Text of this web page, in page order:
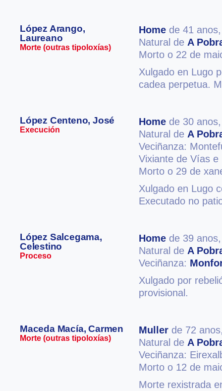
López Arango,
Laureano
Morte (outras tipoloxías)
Home de 41
Natural de A
Morto o 22 de
Xulgado en Lugo
cadea perpetua.
López Centeno, José
Execución
Home de 30
Natural de A
Veciñanza:
Vixiante de Vías
Morto o 29 de
Xulgado en Lugo
Executado no
López Salcegama,
Celestino
Proceso
Home de 39
Natural de A
Veciñanza:
Xulgado por
provisional.
Maceda Macía, Carmen
Morte (outras tipoloxías)
Muller de 72
Natural de A
Veciñanza:
Morto o 12 de
Morte rexistrada